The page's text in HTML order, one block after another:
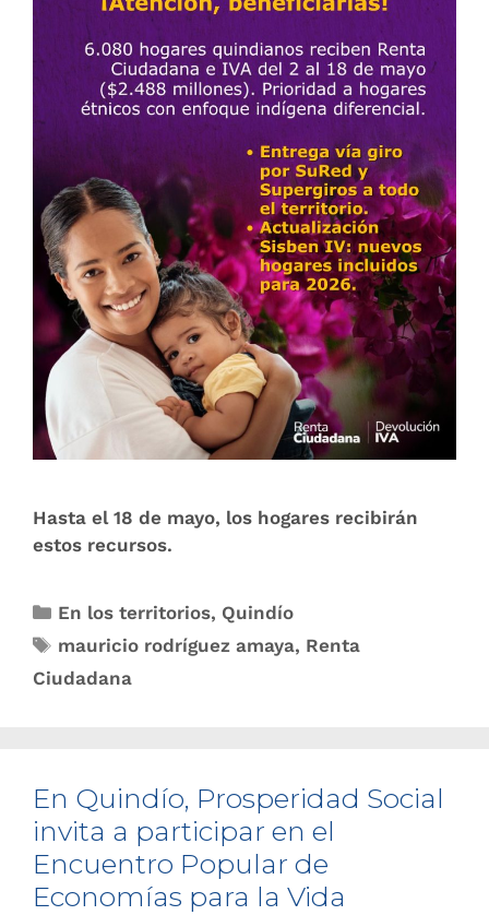
Hasta el 18 de mayo, los hogares recibirán
estos recursos.
En los territorios, Quindío
mauricio rodríguez amaya, Renta
Ciudadana
En Quindío, Prosperidad Social
invita a participar en el
Encuentro Popular de
Economías para la Vida